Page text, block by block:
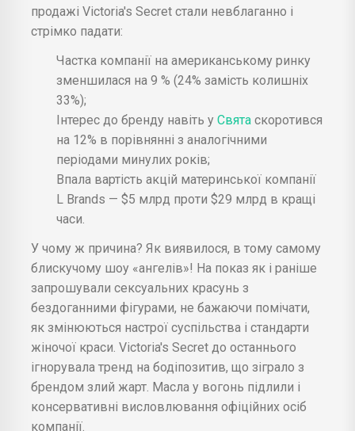
продажі Victoria's Secret стали невблаганно і
стрімко падати:
Частка компанії на американському ринку
зменшилася на 9 % (24% замість колишніх
33%);
Інтерес до бренду навіть у Свята скоротився
на 12% в порівнянні з аналогічними
періодами минулих років;
Впала вартість акцій материнської компанії
L Brands — $5 млрд проти $29 млрд в кращі
часи.
У чому ж причина? Як виявилося, в тому самому
блискучому шоу «ангелів»! На показ як і раніше
запрошували сексуальних красунь з
бездоганними фігурами, не бажаючи помічати,
як змінюються настрої суспільства і стандарти
жіночої краси. Victoria's Secret до останнього
ігнорувала тренд на бодіпозитив, що зіграло з
брендом злий жарт. Масла у вогонь підлили і
консервативні висловлювання офіційних осіб
компанії.